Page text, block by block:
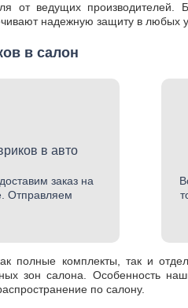
от ведущих производителей.
надежную защиту в любых
в салон
в авто
заказ на
Отправляем
полные комплекты, так и
зон салона. Особенность
по салону.